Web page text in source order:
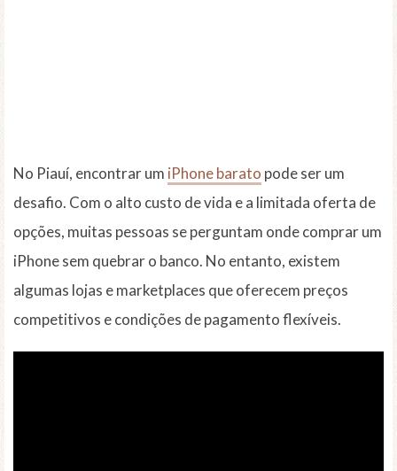
No Piauí, encontrar um iPhone barato pode ser um
desafio. Com o alto custo de vida e a limitada oferta de
opções, muitas pessoas se perguntam onde comprar um
iPhone sem quebrar o banco. No entanto, existem
algumas lojas e marketplaces que oferecem preços
competitivos e condições de pagamento flexíveis.